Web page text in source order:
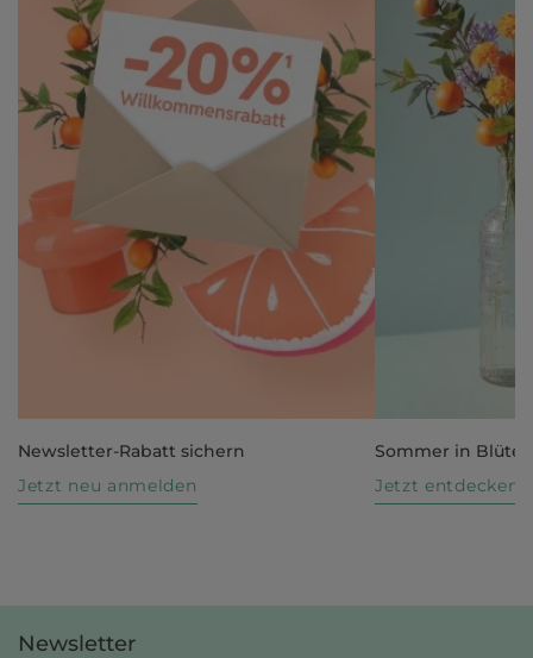
Newsletter-Rabatt sichern
Jetzt neu anmelden
Sommer in Blüte
Jetzt entdecken
Newsletter